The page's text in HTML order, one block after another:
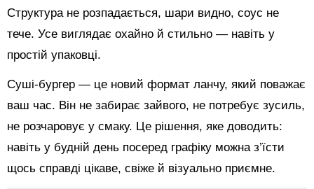
Структура не розпадається, шари видно, соус не
тече. Усе виглядає охайно й стильно — навіть у
простій упаковці.
Суші-бургер — це новий формат ланчу, який поважає
ваш час. Він не забирає зайвого, не потребує зусиль,
не розчаровує у смаку. Це рішення, яке доводить:
навіть у будній день посеред графіку можна з’їсти
щось справді цікаве, свіже й візуально приємне.